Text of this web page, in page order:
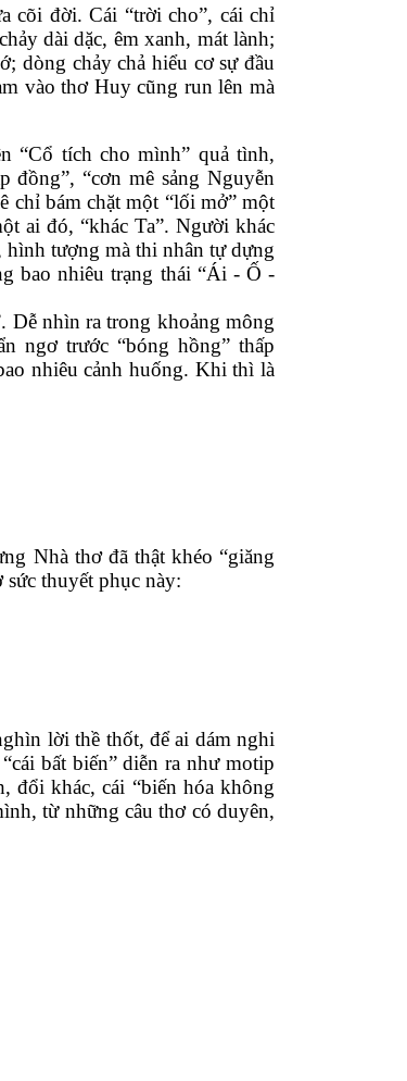
cõi đời. Cái “trời cho”, cái chỉ
dài dặc, êm xanh, mát lành;
dòng chảy chả hiểu cơ sự đầu
vào thơ Huy cũng run lên mà
“Cổ tích cho mình” quả tình,
“cơn mê sảng Nguyễn
chỉ bám chặt một “lối mở” một
ai đó, “khác Ta”. Người khác
hình tượng mà thi nhân tự dựng
bao nhiêu trạng thái “Ái - Ố -
Dễ nhìn ra trong khoảng mông
ngơ trước “bóng hồng” thấp
nhiêu cảnh huống. Khi thì là
Nhà thơ đã thật khéo “giăng
thuyết phục này:
lời thề thốt, để ai dám nghi
bất biến” diễn ra như motip
đổi khác, cái “biến hóa không
từ những câu thơ có duyên,